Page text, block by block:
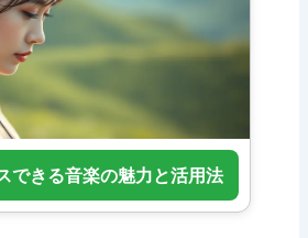
できる音楽の魅力と活用法